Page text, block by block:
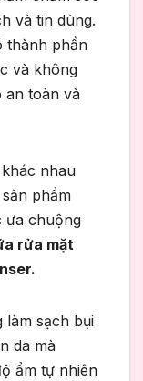
và tin dùng.
thành phần
và không
an toàn và
nhau
phẩm
ưa chuộng
rửa mặt
làm sạch bụi
da mà
ẩm tự nhiên